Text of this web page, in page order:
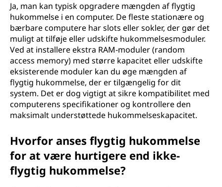
Ja, man kan typisk opgradere mængden af flygtig
hukommelse i en computer. De fleste stationære og
bærbare computere har slots eller sokler, der gør det
muligt at tilføje eller udskifte hukommelsesmoduler.
Ved at installere ekstra RAM-moduler (random
access memory) med større kapacitet eller udskifte
eksisterende moduler kan du øge mængden af
flygtig hukommelse, der er tilgængelig for dit
system. Det er dog vigtigt at sikre kompatibilitet med
computerens specifikationer og kontrollere den
maksimalt understøttede hukommelseskapacitet.
Hvorfor anses flygtig hukommelse
for at være hurtigere end ikke-
flygtig hukommelse?